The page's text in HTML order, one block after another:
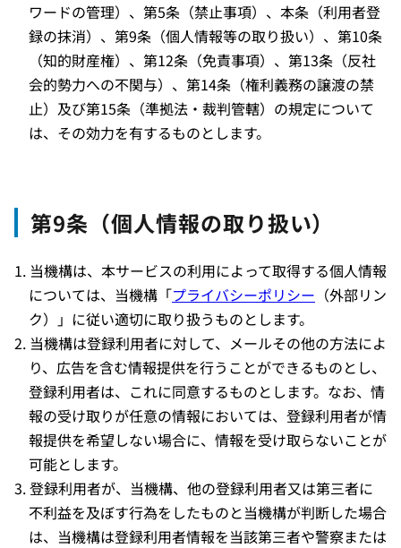
ワードの管理）、第5条（禁止事項）、本条（利用者登
録の抹消）、第9条（個人情報等の取り扱い）、第10条
（知的財産権）、第12条（免責事項）、第13条（反社
会的勢力への不関与）、第14条（権利義務の譲渡の禁
止）及び第15条（準拠法・裁判管轄）の規定について
は、その効力を有するものとします。
第9条（個人情報の取り扱い）
当機構は、本サービスの利用によって取得する個人情報
については、当機構「プライバシーポリシー （外部リン
ク）」に従い適切に取り扱うものとします。
当機構は登録利用者に対して、メールその他の方法によ
り、広告を含む情報提供を行うことができるものとし、
登録利用者は、これに同意するものとします。なお、情
報の受け取りが任意の情報においては、登録利用者が情
報提供を希望しない場合に、情報を受け取らないことが
可能とします。
登録利用者が、当機構、他の登録利用者又は第三者に
不利益を及ぼす行為をしたものと当機構が判断した場合
は、当機構は登録利用者情報を当該第三者や警察または